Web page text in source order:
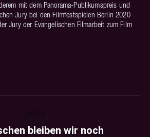
mit dem Panorama-Publikumspreis und
Jury bei den Filmfestspielen Berlin 2020
Jury der Evangelischen Filmarbeit zum Film
Previous
bleiben wir noch